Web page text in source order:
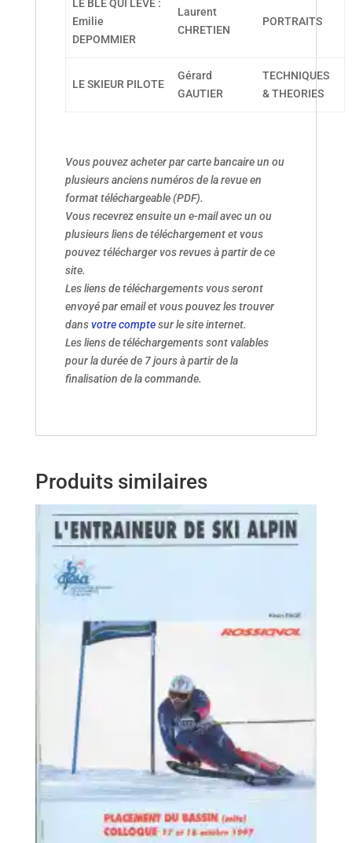
LE BLE QUI LEVE :
Emilie
DEPOMMIER
Laurent
CHRETIEN
PORTRAITS
LE SKIEUR PILOTE
Gérard
GAUTIER
TECHNIQUES
& THEORIES
Vous pouvez acheter par carte bancaire un ou
plusieurs anciens numéros de la revue en
format téléchargeable (PDF).
Vous recevrez ensuite un e-mail avec un ou
plusieurs liens de téléchargement et vous
pouvez télécharger vos revues à partir de ce
site.
Les liens de téléchargements vous seront
envoyé par email et vous pouvez les trouver
dansvotre comptesur le site internet.
Les liens de téléchargements sont valables
pour la durée de 7 jours à partir de la
finalisation de la commande.
Produits similaires